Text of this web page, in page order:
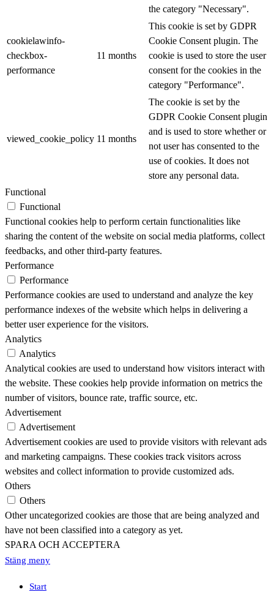
the category "Necessary".
cookielawinfo-
checkbox-
performance
11 months
This cookie is set by GDPR
Cookie Consent plugin. The
cookie is used to store the user
consent for the cookies in the
category "Performance".
viewed_cookie_policy 11 months
The cookie is set by the
GDPR Cookie Consent plugin
and is used to store whether or
not user has consented to the
use of cookies. It does not
store any personal data.
Functional
Functional
Functional cookies help to perform certain functionalities like
sharing the content of the website on social media platforms, collect
feedbacks, and other third-party features.
Performance
Performance
Performance cookies are used to understand and analyze the key
performance indexes of the website which helps in delivering a
better user experience for the visitors.
Analytics
Analytics
Analytical cookies are used to understand how visitors interact with
the website. These cookies help provide information on metrics the
number of visitors, bounce rate, traffic source, etc.
Advertisement
Advertisement
Advertisement cookies are used to provide visitors with relevant ads
and marketing campaigns. These cookies track visitors across
websites and collect information to provide customized ads.
Others
Others
Other uncategorized cookies are those that are being analyzed and
have not been classified into a category as yet.
SPARA OCH ACCEPTERA
Stäng meny
Start